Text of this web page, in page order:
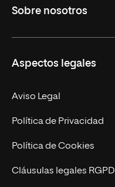
Másteres Oficiales
Doctorados
Experto Universitario
Postgrados
Cursos Universitarios
Sobre nosotros
Facultades
Nuestro Equipo
Trabaja en UNIR
Actualidad
UNIR Revista
Aspectos legales
Aviso Legal
Política de Privacidad
Política de Cookies
Cláusulas legales RGPD